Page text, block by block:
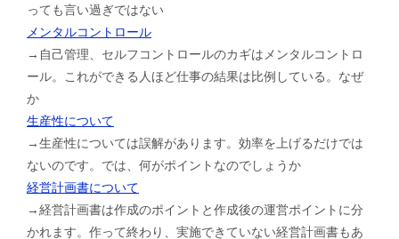
っても言い過ぎではない
メンタルコントロール
→自己管理、セルフコントロールのカギはメンタルコントロ
ール。これができる人ほど仕事の結果は比例している。なぜ
か
生産性について
→生産性については誤解があります。効率を上げるだけでは
ないのです。では、何がポイントなのでしょうか
経営計画書について
→経営計画書は作成のポイントと作成後の運営ポイントに分
かれます。作って終わり、実施できていない経営計画書もあ